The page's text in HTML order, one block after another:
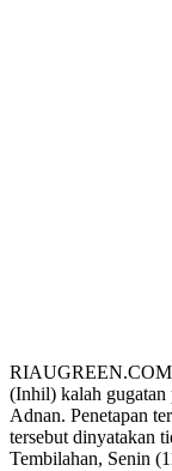
RIAUGREEN.COM
(Inhil) kalah
Adnan. Penetapan
tersebut dinyatakan
Tembilahan, Senin